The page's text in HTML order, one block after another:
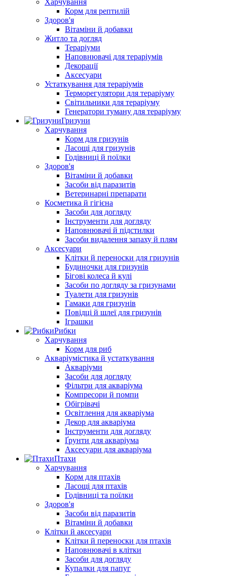
Харчування
Корм для рептилій
Здоров'я
Вітаміни й добавки
Житло та догляд
Тераріуми
Наповнювачі для тераріумів
Декорації
Аксесуари
Устаткування для тераріумів
Терморегулятори для тераріуму
Світильники для тераріуму
Генератори туману для тераріуму
Гризуни
Харчування
Корм для гризунів
Ласощі для гризунів
Годівниці й поїлки
Здоров'я
Вітаміни й добавки
Засоби від паразитів
Ветеринарні препарати
Косметика й гігієна
Засоби для догляду
Інструменти для догляду
Наповнювачі й підстилки
Засоби видалення запаху й плям
Аксесуари
Клітки й переноски для гризунів
Будиночки для гризунів
Бігові колеса й кулі
Засоби по догляду за гризунами
Туалети для гризунів
Гамаки для гризунів
Повідці й шлеї для гризунів
Іграшки
Рибки
Харчування
Корм для риб
Акваріумістика й устаткування
Акваріуми
Засоби для догляду
Фільтри для акваріума
Компресори й помпи
Обігрівачі
Освітлення для акваріума
Декор для акваріума
Інструменти для догляду
Ґрунти для акваріума
Аксесуари для акваріума
Птахи
Харчування
Корм для птахів
Ласощі для птахів
Годівниці та поїлки
Здоров'я
Засоби від паразитів
Вітаміни й добавки
Клітки й аксесуари
Клітки й переноски для птахів
Наповнювачі в клітки
Засоби для догляду
Купалки для папуг